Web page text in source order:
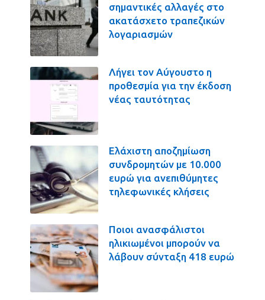
σημαντικές αλλαγές στο
ακατάσχετο τραπεζικών
λογαριασμών
Λήγει τον Αύγουστο η
προθεσμία για την έκδοση
νέας ταυτότητας
Ελάχιστη αποζημίωση
συνδρομητών με 10.000
ευρώ για ανεπιθύμητες
τηλεφωνικές κλήσεις
Ποιοι ανασφάλιστοι
ηλικιωμένοι μπορούν να
λάβουν σύνταξη 418 ευρώ